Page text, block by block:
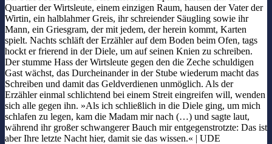
Quartier der Wirtsleute, einem einzigen Raum, hausen der Vater der
Wirtin, ein halblahmer Greis, ihr schreiender Säugling sowie ihr
Mann, ein Griesgram, der mit jedem, der herein kommt, Karten
spielt. Nachts schläft der Erzähler auf dem Boden beim Ofen, tags
hockt er frierend in der Diele, um auf seinen Knien zu schreiben.
Der stumme Hass der Wirtsleute gegen den die Zeche schuldigen
Gast wächst, das Durcheinander in der Stube wiederum macht das
Schreiben und damit das Geldverdienen unmöglich. Als der
Erzähler einmal schlichtend bei einem Streit eingreifen will, wenden
sich alle gegen ihn. »Als ich schließlich in die Diele ging, um mich
schlafen zu legen, kam die Madam mir nach (…) und sagte laut,
während ihr großer schwangerer Bauch mir entgegenstrotzte: Das ist
aber Ihre letzte Nacht hier, damit sie das wissen.« | UDE